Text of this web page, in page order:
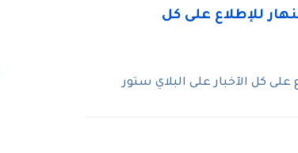
كل الآخبار على البلاي ستور